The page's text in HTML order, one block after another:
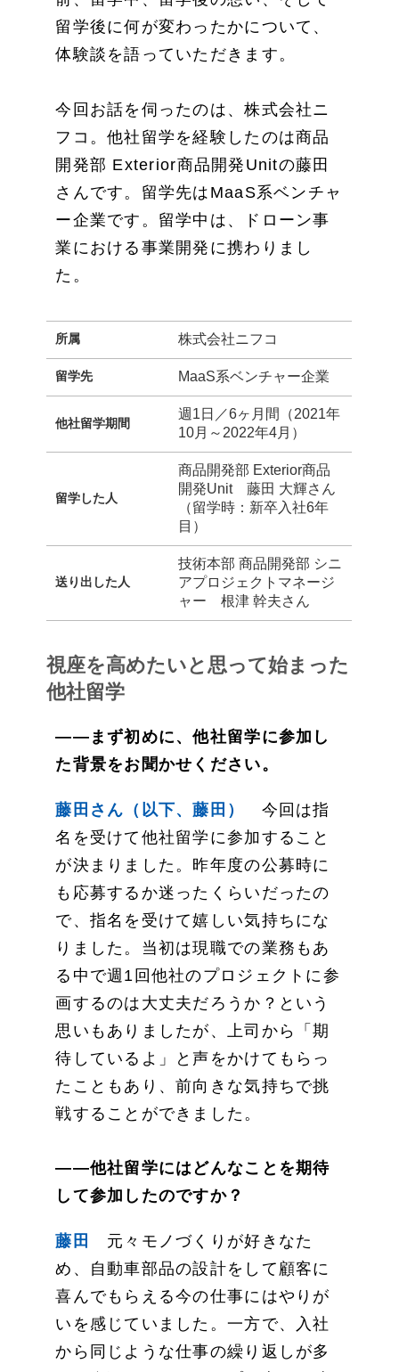
留学後に何が変わったかについて、
体験談を語っていただきます。
今回お話を伺ったのは、株式会社ニ
フコ。他社留学を経験したのは商品
開発部 Exterior商品開発Unitの藤田
さんです。留学先はMaaS系ベンチャ
ー企業です。留学中は、ドローン事
業における事業開発に携わりまし
た。
所属 株式会社ニフコ
留学先 MaaS系ベンチャー企業
他社留学期間
週1日／6ヶ月間（2021年
10月～2022年4月）
留学した人
商品開発部 Exterior商品
開発Unit 藤田 大輝さん
（留学時：新卒入社6年
目）
送り出した人
技術本部 商品開発部 シニ
アプロジェクトマネージ
ャー 根津 幹夫さん
視座を高めたいと思って始まった
他社留学
――まず初めに、他社留学に参加し
た背景をお聞かせください。
藤田さん（以下、藤田）
今回は指
名を受けて他社留学に参加すること
が決まりました。昨年度の公募時に
も応募するか迷ったくらいだったの
で、指名を受けて嬉しい気持ちにな
りました。当初は現職での業務もあ
る中で週1回他社のプロジェクトに参
画するのは大丈夫だろうか？という
思いもありましたが、上司から「期
待しているよ」と声をかけてもらっ
たこともあり、前向きな気持ちで挑
戦することができました。
――他社留学にはどんなことを期待
して参加したのですか？
藤田
元々モノづくりが好きなた
め、自動車部品の設計をして顧客に
喜んでもらえる今の仕事にはやりが
いを感じていました。一方で、入社
から同じような仕事の繰り返しが多